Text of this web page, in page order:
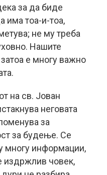
за да биде
има тоа-и-тоа,
не му треба
Нашите
е многу важно
на св. Јован
неговата
за
за будење. Се
многу информации,
издржлив човек,